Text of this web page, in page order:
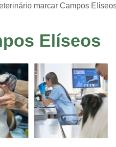
Clínica Veterinária Perto de Mim
Veterinário
Consulta
Consulta
Sumaré
Neurologista
Veterinária Oncologista
Gastroenterologista Jardim
marcar Campos
Elíseos